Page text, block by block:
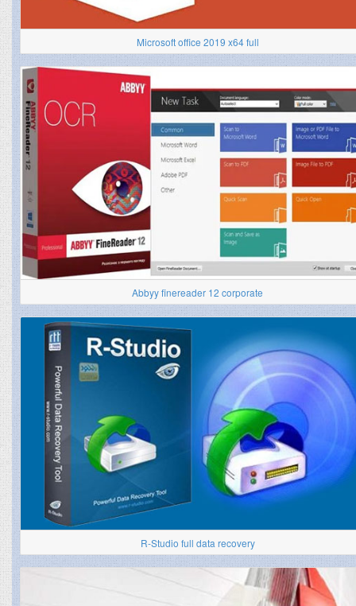
Microsoft office 2019 x64 full
Abbyy finereader 12 corporate
R-Studio full data recovery